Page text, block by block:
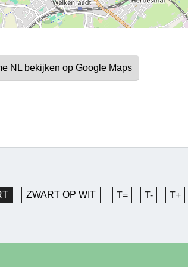
NL bekijken op Google Maps
ZWART OP WIT T= T- T+